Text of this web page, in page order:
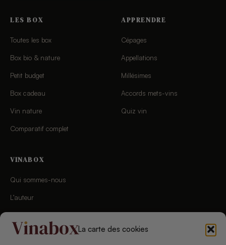
La carte des cookies
LES BOX
Toutes les box
Box bio & nature
Petit budget
Box cadeau
Vin nature
Comparatif complet
APPRENDRE
Cépages
Appellations
Millésimes
Accords mets-vins
Quiz vin
VINABOX
Qui sommes-nous
L’auteur
Charte éditoriale
Chaîne YouTube